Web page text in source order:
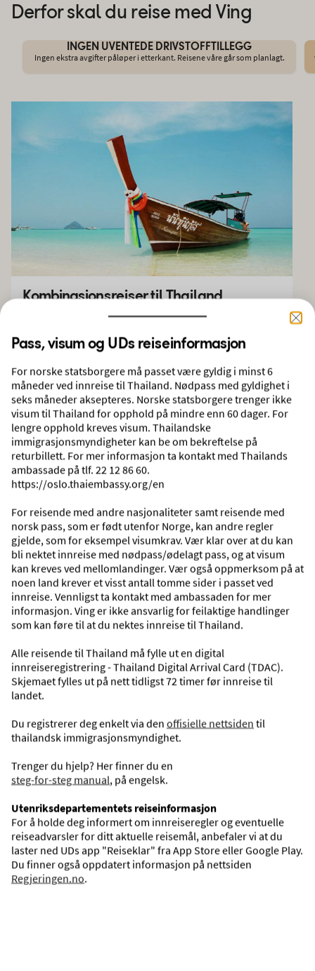
Derfor skal du reise med Ving
INGEN UVENTEDE DRIVSTOFFTILLEGG
Ingen ekstra avgifter påløper i etterkant. Reisene våre går som planlagt.
Kombinasjonsreiser til Thailand
Med Ving kan du kombinere to ulike reisemål i
Thailand.
Les om kombinasjonsreiser i Thailand
Reiseforslag til Thailand
Kata Place
Kata Beach, Phuket, Thailand
+
Fly + del i Dobbeltrom med balkong
2 uker
Få 2.000,- i rabatt med koden THAI2627
2.000,— rabatt
12.845,—
Pris pr. person VELG
Reiseforslag med rutefly
Pass, visum og UDs reiseinformasjon
For norske statsborgere må passet være gyldig i minst 6
måneder ved innreise til Thailand. Nødpass med gyldighet i
seks måneder aksepteres. Norske statsborgere trenger ikke
visum til Thailand for opphold på mindre enn 60 dager. For
lengre opphold kreves visum. Thailandske
immigrasjonsmyndigheter kan be om bekreftelse på
returbillett. For mer informasjon ta kontakt med Thailands
ambassade på tlf. 22 12 86 60.
https://oslo.thaiembassy.org/en
For reisende med andre nasjonaliteter samt reisende med
norsk pass, som er født utenfor Norge, kan andre regler
gjelde, som for eksempel visumkrav. Vær klar over at du kan
bli nektet innreise med nødpass/ødelagt pass, og at visum
kan kreves ved mellomlandinger. Vær også oppmerksom på at
noen land krever et visst antall tomme sider i passet ved
innreise. Vennligst ta kontakt med ambassaden for mer
informasjon. Ving er ikke ansvarlig for feilaktige handlinger
som kan føre til at du nektes innreise til Thailand.
Alle reisende til Thailand må fylle ut en digital
innreiseregistrering - Thailand Digital Arrival Card (TDAC).
Skjemaet fylles ut på nett tidligst 72 timer før innreise til
landet.
Du registrerer deg enkelt via den offisielle nettsiden til
thailandsk immigrasjonsmyndighet.
Trenger du hjelp? Her finner du en
steg-for-steg manual, på engelsk.
Utenriksdepartementets reiseinformasjon
For å holde deg informert om innreiseregler og eventuelle
reiseadvarsler for ditt aktuelle reisemål, anbefaler vi at du
laster ned UDs app "Reiseklar" fra App Store eller Google Play.
Du finner også oppdatert informasjon på nettsiden
Regjeringen.no.